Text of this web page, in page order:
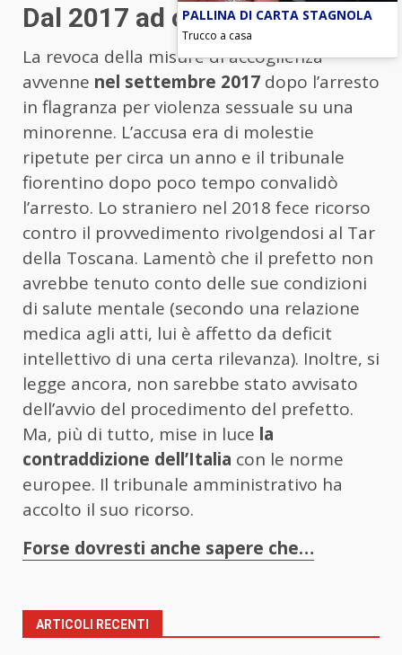
Dal 2017 ad oggi
La revoca della misure di accoglienza
avvenne nel settembre 2017 dopo l’arresto
in flagranza per violenza sessuale su una
minorenne. L’accusa era di molestie
ripetute per circa un anno e il tribunale
fiorentino dopo poco tempo convalidò
l’arresto. Lo straniero nel 2018 fece ricorso
contro il provvedimento rivolgendosi al Tar
della Toscana. Lamentò che il prefetto non
avrebbe tenuto conto delle sue condizioni
di salute mentale (secondo una relazione
medica agli atti, lui è affetto da deficit
intellettivo di una certa rilevanza). Inoltre, si
legge ancora, non sarebbe stato avvisato
dell’avvio del procedimento del prefetto.
Ma, più di tutto, mise in luce la
contraddizione dell’Italia con le norme
europee. Il tribunale amministrativo ha
accolto il suo ricorso.
Forse dovresti anche sapere che…
ARTICOLI RECENTI
PALLINA DI CARTA STAGNOLA
Trucco a casa